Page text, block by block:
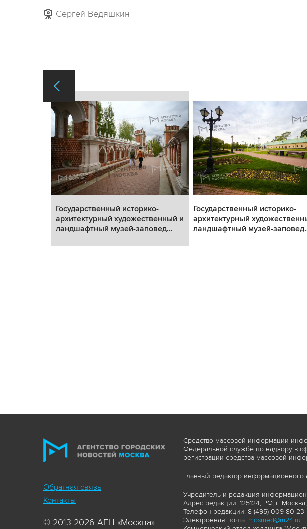
Сергей Ведяшкин
Государственный историко-
архитектурный художественный и
ландшафтный музей-заповед...
Государственный историко-
архитектурный
ландшафтный музей-
Обратная связь
Контакты
© 2013-2026 АГН «Москва»
Средство массовой информации
Федеральной службе по надзору в
регистрации средства массовой
Главный редактор информационного
Учредитель и редакция
Адрес редакции: 125124, РФ, г.
Телефон редакции: 8 (495) 009-80-23
Электронная почта: mosmed@m24.ru